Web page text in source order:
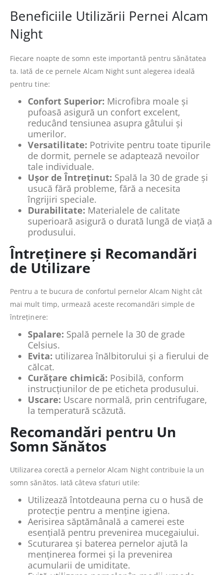
Beneficiile Utilizării Pernei Alcam
Night
Fiecare noapte de somn este importantă pentru sănătatea
ta. Iată de ce pernele Alcam Night sunt alegerea ideală
pentru tine:
Confort Superior: Microfibra moale și
pufoasă asigură un confort excelent,
reducând tensiunea asupra gâtului și
umerilor.
Versatilitate: Potrivite pentru toate tipurile
de dormit, pernele se adaptează nevoilor
tale individuale.
Ușor de Întreținut: Spală la 30 de grade și
usucă fără probleme, fără a necesita
îngrijiri speciale.
Durabilitate: Materialele de calitate
superioară asigură o durată lungă de viață a
produsului.
Întreținere și Recomandări
de Utilizare
Pentru a te bucura de confortul pernelor Alcam Night cât
mai mult timp, urmează aceste recomandări simple de
întreținere:
Spalare: Spală pernele la 30 de grade
Celsius.
Evita: utilizarea înălbitorului și a fierului de
călcat.
Curățare chimică: Posibilă, conform
instrucțiunilor de pe eticheta produsului.
Uscare: Uscare normală, prin centrifugare,
la temperatură scăzută.
Recomandări pentru Un
Somn Sănătos
Utilizarea corectă a pernelor Alcam Night contribuie la un
somn sănătos. Iată câteva sfaturi utile:
Utilizează întotdeauna perna cu o husă de
protecție pentru a menține igiena.
Aerisirea săptămânală a camerei este
esențială pentru prevenirea mucegaiului.
Scuturarea și baterea pernelor ajută la
menținerea formei și la prevenirea
acumularii de umiditate.